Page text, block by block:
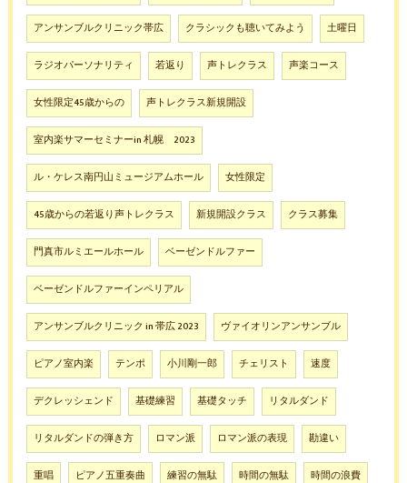
アンサンブルクリニック帯広 クラシックも聴いてみよう 土曜日
ラジオパーソナリティ 若返り 声トレクラス 声楽コース
女性限定45歳からの 声トレクラス新規開設
室内楽サマーセミナーin 札幌 2023
ル・ケレス南円山ミュージアムホール 女性限定
45歳からの若返り声トレクラス 新規開設クラス クラス募集
門真市ルミエールホール ベーゼンドルファー
ベーゼンドルファーインペリアル
アンサンブルクリニック in 帯広 2023 ヴァイオリンアンサンブル
ピアノ室内楽 テンポ 小川剛一郎 チェリスト 速度
デクレッシェンド 基礎練習 基礎タッチ リタルダンド
リタルダンドの弾き方 ロマン派 ロマン派の表現 勘違い
重唱 ピアノ五重奏曲 練習の無駄 時間の無駄 時間の浪費